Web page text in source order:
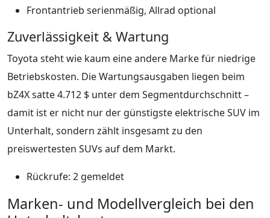
Frontantrieb serienmäßig, Allrad optional
Zuverlässigkeit & Wartung
Toyota steht wie kaum eine andere Marke für niedrige
Betriebskosten. Die Wartungsausgaben liegen beim
bZ4X satte 4.712 $ unter dem Segmentdurchschnitt –
damit ist er nicht nur der günstigste elektrische SUV im
Unterhalt, sondern zählt insgesamt zu den
preiswertesten SUVs auf dem Markt.
Rückrufe: 2 gemeldet
Marken- und Modellvergleich bei den